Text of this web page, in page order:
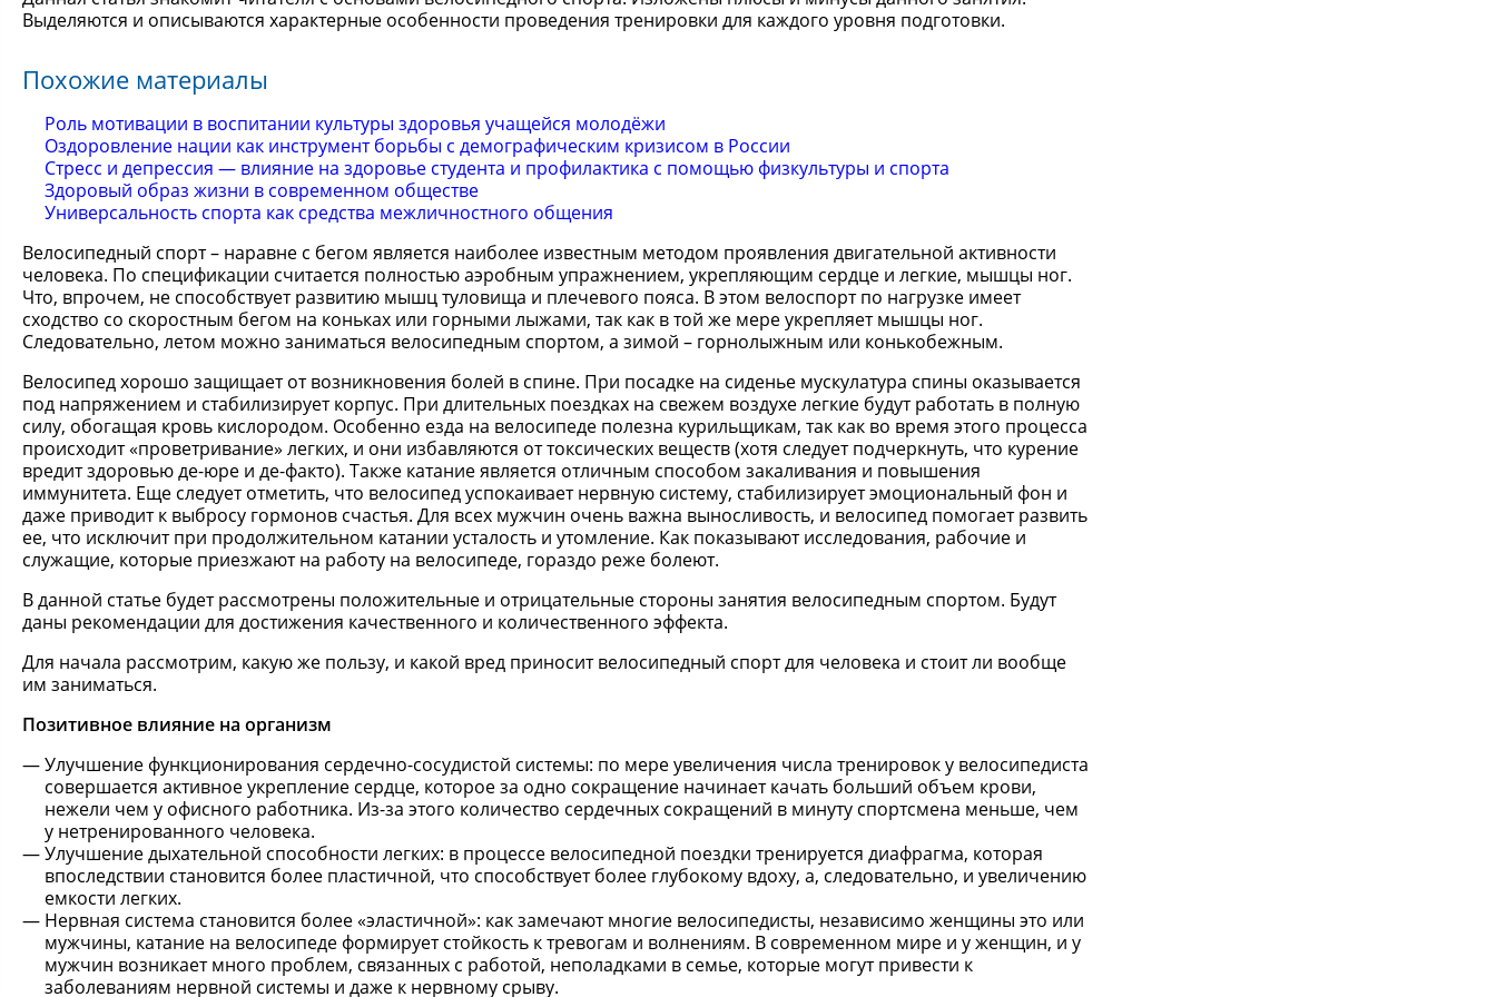
Выделяются и описываются характерные особенности проведения тренировки для каждого уровня подготовки.
Похожие материалы
Роль мотивации в воспитании культуры здоровья учащейся молодёжи
Оздоровление нации как инструмент борьбы с демографическим кризисом в России
Стресс и депрессия — влияние на здоровье студента и профилактика с помощью физкультуры и спорта
Здоровый образ жизни в современном обществе
Универсальность спорта как средства межличностного общения
Велосипедный спорт – наравне с бегом является наиболее известным методом проявления двигательной активности
человека. По спецификации считается полностью аэробным упражнением, укрепляющим сердце и легкие, мышцы ног.
Что, впрочем, не способствует развитию мышц туловища и плечевого пояса. В этом велоспорт по нагрузке имеет
сходство со скоростным бегом на коньках или горными лыжами, так как в той же мере укрепляет мышцы ног.
Следовательно, летом можно заниматься велосипедным спортом, а зимой – горнолыжным или конькобежным.
Велосипед хорошо защищает от возникновения болей в спине. При посадке на сиденье мускулатура спины оказывается
под напряжением и стабилизирует корпус. При длительных поездках на свежем воздухе легкие будут работать в полную
силу, обогащая кровь кислородом. Особенно езда на велосипеде полезна курильщикам, так как во время этого процесса
происходит «проветривание» легких, и они избавляются от токсических веществ (хотя следует подчеркнуть, что курение
вредит здоровью де-юре и де-факто). Также катание является отличным способом закаливания и повышения
иммунитета. Еще следует отметить, что велосипед успокаивает нервную систему, стабилизирует эмоциональный фон и
даже приводит к выбросу гормонов счастья. Для всех мужчин очень важна выносливость, и велосипед помогает развить
ее, что исключит при продолжительном катании усталость и утомление. Как показывают исследования, рабочие и
служащие, которые приезжают на работу на велосипеде, гораздо реже болеют.
В данной статье будет рассмотрены положительные и отрицательные стороны занятия велосипедным спортом. Будут
даны рекомендации для достижения качественного и количественного эффекта.
Для начала рассмотрим, какую же пользу, и какой вред приносит велосипедный спорт для человека и стоит ли вообще
им заниматься.
Позитивное влияние на организм
Улучшение функционирования сердечно-сосудистой системы: по мере увеличения числа тренировок у велосипедиста
совершается активное укрепление сердце, которое за одно сокращение начинает качать больший объем крови,
нежели чем у офисного работника. Из-за этого количество сердечных сокращений в минуту спортсмена меньше, чем
у нетренированного человека.
Улучшение дыхательной способности легких: в процессе велосипедной поездки тренируется диафрагма, которая
впоследствии становится более пластичной, что способствует более глубокому вдоху, а, следовательно, и увеличению
емкости легких.
Нервная система становится более «эластичной»: как замечают многие велосипедисты, независимо женщины это или
мужчины, катание на велосипеде формирует стойкость к тревогам и волнениям. В современном мире и у женщин, и у
мужчин возникает много проблем, связанных с работой, неполадками в семье, которые могут привести к
заболеваниям нервной системы и даже к нервному срыву.